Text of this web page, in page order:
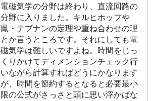
電磁気学の分野は終わり、直流回路の
分野に入りました。キルヒホッフや
鳳・テブナンの定理や重ね合わせの理
とか言うところです。それにしても電
磁気学は難しいですよね。時間をじっ
くりかけてディメンションチェック行
いながら計算すればどうにかなります
が、時間を節約するとなると必要最小
限の公式がさっさと頭に思い浮かばな